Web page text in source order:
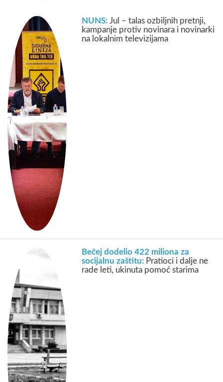
NUNS:Jul – talas ozbiljnih pretnji,
kampanje protiv novinara i novinarki
na lokalnim televizijama
Bečej dodelio 422 miliona za
socijalnu zaštitu: Pratioci i dalje ne
rade leti, ukinuta pomoć starima